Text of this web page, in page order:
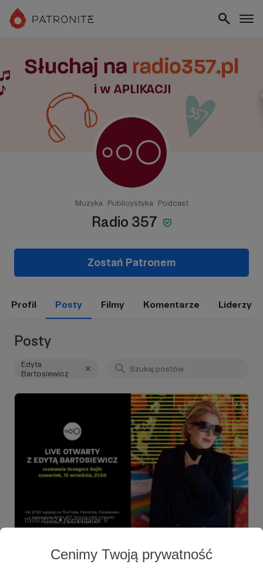
Cenimy Twoją prywatność
Muzyka Publicystyka Podcast
Radio 357
Zostań Patronem
Profil Posty Filmy Komentarze Liderzy
Posty
Edyta
Bartosiewicz
15.09.2022 ● Komentarze: 9
Live otwarty z Edytą Bartosiewicz!
Zapraszamy na specjalną transmisję live, w której o swojej